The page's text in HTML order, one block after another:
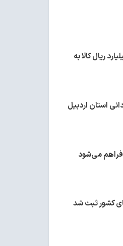
در سال ۱۴۰۴/ فروش بیش از ۷ هزار میلیارد ریال کالا به